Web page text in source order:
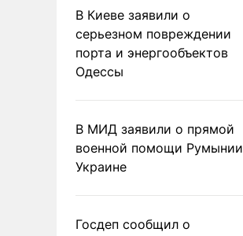
В Киеве заявили о
серьезном повреждении
порта и энергообъектов
Одессы
В МИД заявили о прямой
военной помощи Румынии
Украине
Госдеп сообщил о